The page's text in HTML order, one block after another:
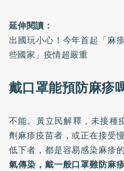
延伸閱讀：
出國玩小心！今年首起「麻
些國家」疫情超嚴重
戴口罩能預防麻疹
不能。黃立民解釋，未接種
劑麻疹疫苗者，或正在接受
低下者，都是容易感染麻疹
氣傳染，戴一般口罩難防麻